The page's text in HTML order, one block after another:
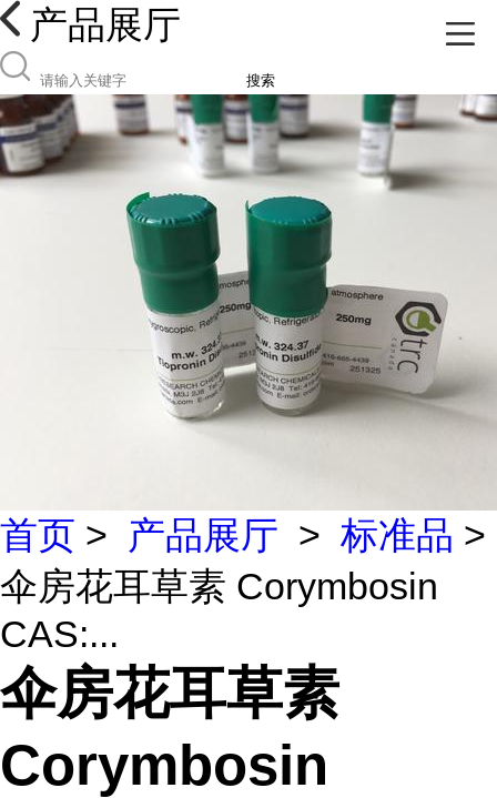
产品展厅
搜索
首页 > 产品展厅 > 标准品 >
伞房花耳草素 Corymbosin
CAS:...
伞房花耳草素
Corymbosin